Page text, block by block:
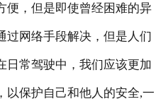
便，但是即使曾经困难的异
过网络手段解决，但是人们
日常驾驶中，我们应该更加
以保护自己和他人的安全,一